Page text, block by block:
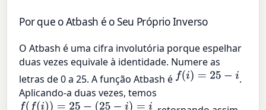
Por que o Atbash é o Seu Próprio Inverso
O Atbash é uma cifra involutória porque espelhar
duas vezes equivale à identidade. Numere as
letras de 0 a 25. A função Atbash é f(i)=25− i
.
Aplicando-a duas vezes, temos
f(f(i))=25 −(25− )=